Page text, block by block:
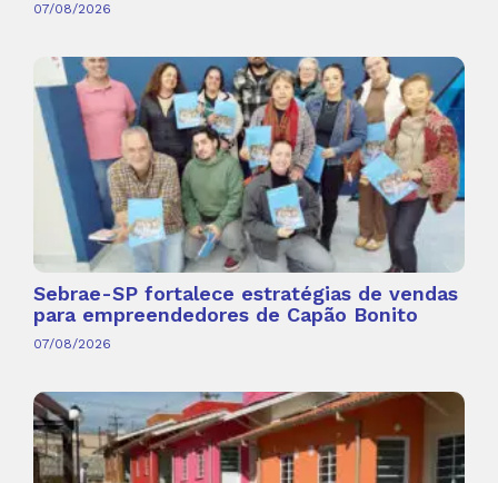
07/08/2026
Sebrae-SP fortalece estratégias de vendas
para empreendedores de Capão Bonito
07/08/2026